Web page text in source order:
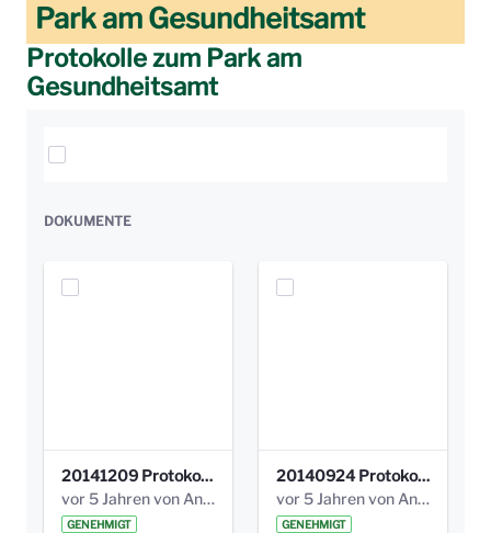
Park am Gesundheitsamt
Protokolle zum Park am
Gesundheitsamt
Elemente auswählen
DOKUMENTE
20141209 Protokoll Park am Gesundheitsamt 04.pdf
vor 5 Jahren von Anni Schlumberger
GENEHMIGT
20140924 Protokoll Park am Gesundheitsamt 03.pdf
vor 5 Jahren von Anni Schlumberger
GENEHMIGT